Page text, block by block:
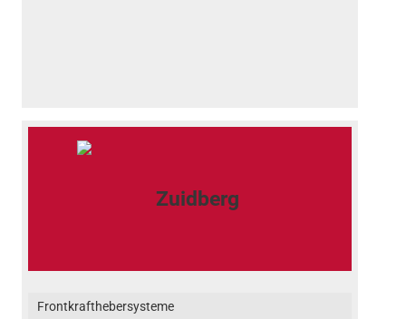
Frontkrafthebersysteme